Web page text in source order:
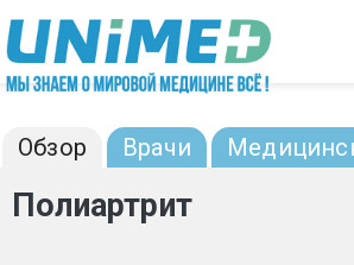
Перейти к основному содержанию
Полиартрит: диагностика и
Обзор Врачи
Полиартрит